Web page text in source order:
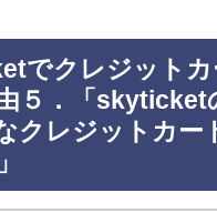
でクレジットカ
５．「skyticket
クレジットカー